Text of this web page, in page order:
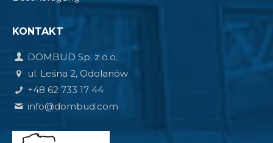
KONTAKT
DOMBUD Sp. z o.o.
ul. Leśna 2, Odolanów
+48 62 733 17 44
info@dombud.com